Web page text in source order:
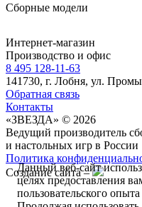
Сборные модели
Интернет-магазин
Производство и офис
8 495 128-11-63
141730, г. Лобня, ул.
Обратная связь
Контакты
«ЗВЕЗДА» © 2026
Ведущий производитель
и настольных игр в России
Политика
Создание сайта –
Данный веб-сайт
целях предоставления
пользовательского